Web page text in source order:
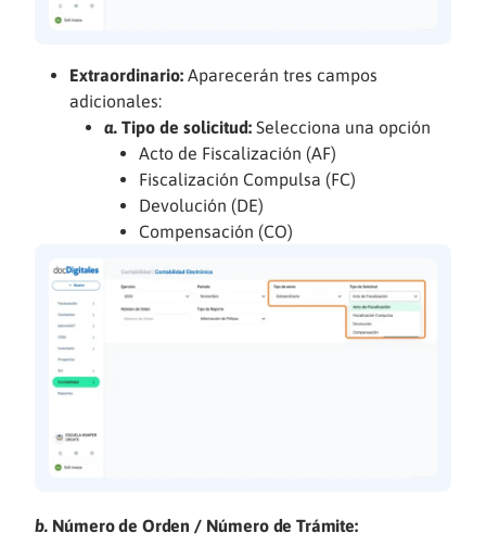
Extraordinario: Aparecerán tres campos
adicionales:
a. Tipo de solicitud: Selecciona una opción
Acto de Fiscalización (AF)
Fiscalización Compulsa (FC)
Devolución (DE)
Compensación (CO)
b.Número de Orden / Número de Trámite: